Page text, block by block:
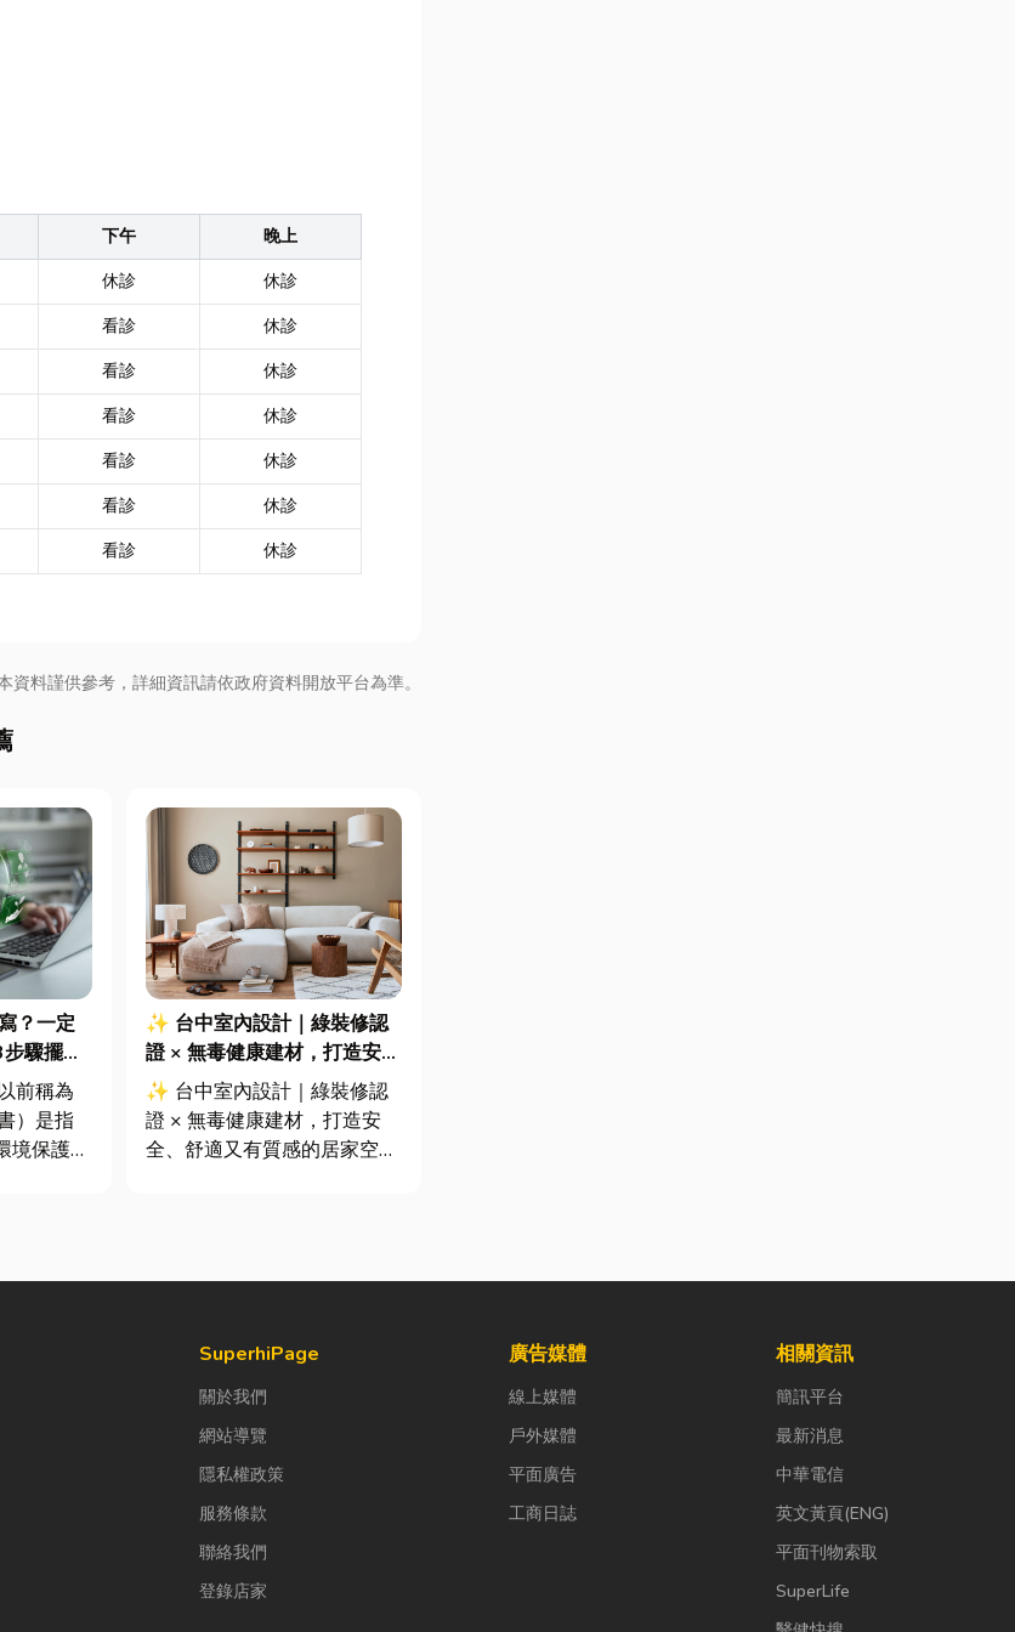
下午
晚上
休診
休診
看診
休診
看診
休診
看診
休診
看診
休診
看診
休診
看診 休診
資料謹供參考，詳細資訊請依政府資料開放平台為準。
？一定
驟擺脫
前稱為
）是指
境保護
✨ 台中室內設計｜綠裝修認
證 × 無毒健康建材，打造安
全、舒適又有質感的居家空間
✨ 台中室內設計｜綠裝修認
證 × 無毒健康建材，打造安
全、舒適又有質感的居家空間
SuperhiPage
關於我們
網站導覽
隱私權政策
服務條款
聯絡我們
登錄店家
廣告媒體
線上媒體
戶外媒體
平面廣告
工商日誌
相關資訊
簡訊平台
最新消息
中華電信
英文黃頁(ENG)
平面刊物索取
SuperLife